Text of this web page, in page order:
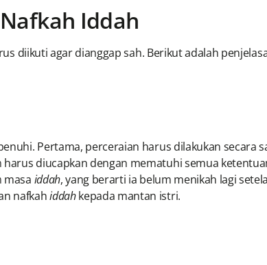
Iddah
diikuti agar dianggap sah. Berikut adalah
Pertama, perceraian harus dilakukan secara
diucapkan dengan mematuhi semua
masa iddah, yang berarti ia belum menikah lagi
nafkahiddahkepada mantan istri.